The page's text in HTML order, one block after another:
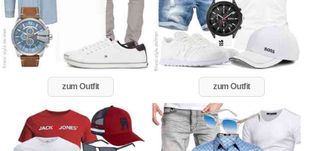
zum Outfit zum Outfit